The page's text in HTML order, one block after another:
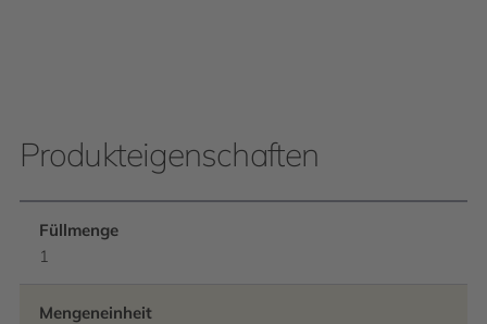
Produkteigenschaften
Füllmenge
1
Mengeneinheit